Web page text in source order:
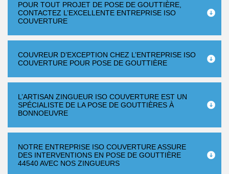
POUR TOUT PROJET DE POSE DE GOUTTIÈRE,
CONTACTEZ L’EXCELLENTE ENTREPRISE ISO
COUVERTURE
COUVREUR D’EXCEPTION CHEZ L’ENTREPRISE ISO
COUVERTURE POUR POSE DE GOUTTIÈRE
L’ARTISAN ZINGUEUR ISO COUVERTURE EST UN
SPÉCIALISTE DE LA POSE DE GOUTTIÈRES À
BONNOEUVRE
NOTRE ENTREPRISE ISO COUVERTURE ASSURE
DES INTERVENTIONS EN POSE DE GOUTTIÈRE
44540 AVEC NOS ZINGUEURS